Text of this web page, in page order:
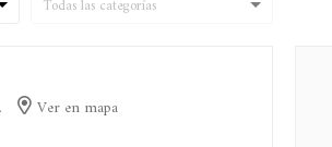
Ver en mapa